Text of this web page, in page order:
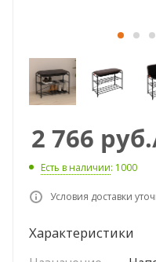
2 766 руб.
Есть в наличии: 1000
Условия доставки
Характеристики